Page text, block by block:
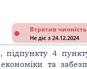
Втратив чинність
Не діє з 24.12.2024